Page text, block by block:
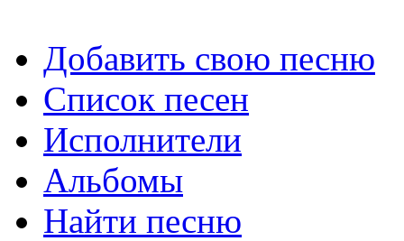
Добавить свою песню
Список песен
Исполнители
Альбомы
Найти песню